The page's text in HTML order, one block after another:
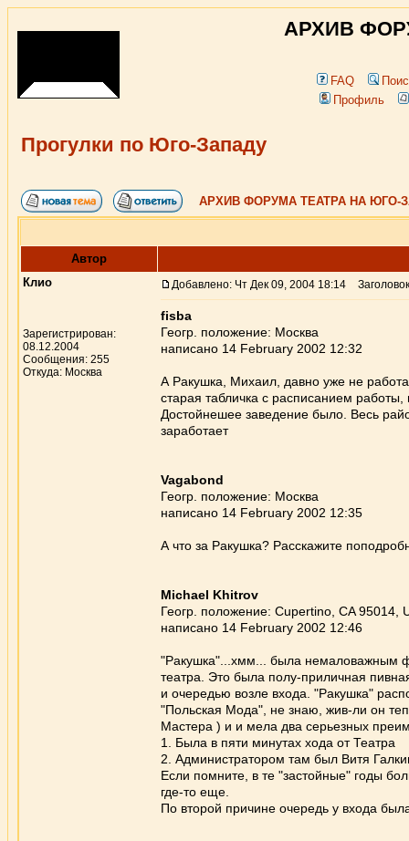
АРХИВ
FAQ
Профиль
Прогулки по Юго-Западу
АРХИВ ФОРУМА ТЕАТРА НА ЮГО-
Автор
Клио
Зарегистрирован:
08.12.2004
Сообщения: 255
Откуда: Москва
Добавлено: Чт Дек 09, 2004 18:14
fisba
Геогр. положение: Москва
написано 14 February 2002 12:32
А Ракушка, Михаил, давно уже не
старая табличка с расписанием
Достойнешее заведение было. Весь
заработает
Vagabond
Геогр. положение: Москва
написано 14 February 2002 12:35
А что за Ракушка? Расскажите
Michael Khitrov
Геогр. положение: Cupertino, CA 95014,
написано 14 February 2002 12:46
"Ракушка"...хмм... была немаловажным
театра. Это была полу-приличная
и очередью возле входа. "Ракушка"
"Польская Мода", не знаю, жив-ли он
Мастера ) и и мела два серьезных
1. Была в пяти минутах хода от Театра
2. Администратором там был Витя
Если помните, в те "застойные" годы
где-то еще.
По второй причине очередь у входа